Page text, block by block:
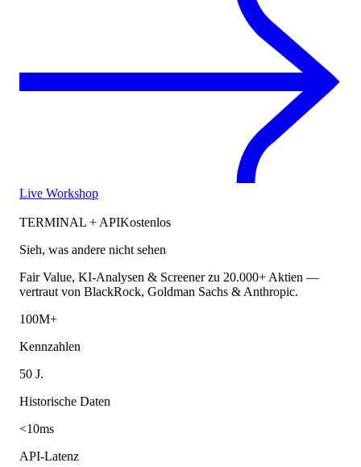
Live Workshop
TERMINAL + APIKostenlos
Sieh, was andere nicht sehen
Fair Value, KI-Analysen & Screener zu 20.000+ Aktien —
vertraut von BlackRock, Goldman Sachs & Anthropic.
100M+
Kennzahlen
50 J.
Historische Daten
<10ms
API-Latenz